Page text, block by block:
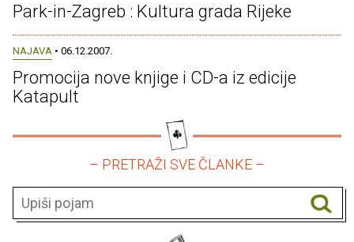
Park-in-Zagreb : Kultura grada Rijeke
NAJAVA • 06.12.2007.
Promocija nove knjige i CD-a iz edicije
Katapult
– PRETRAŽI SVE ČLANKE –